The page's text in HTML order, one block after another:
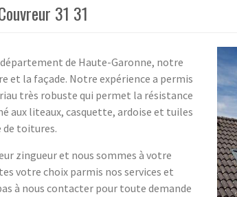
31 31
département de Haute-Garonne, notre
et la façade. Notre expérience a permis
très robuste qui permet la résistance
aux liteaux, casquette, ardoise et tuiles
de toitures.
zingueur et nous sommes à votre
votre choix parmis nos services et
à nous contacter pour toute demande